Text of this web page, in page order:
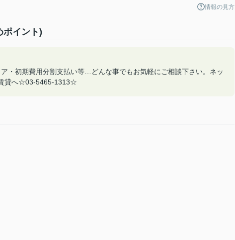
情報の見方
ポイント)
・初期費用分割支払い等…どんな事でもお気軽にご相談下さい。ネッ
賃貸へ☆03-5465-1313☆